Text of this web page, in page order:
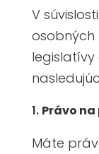
V
legislatívy
Právo
Máte